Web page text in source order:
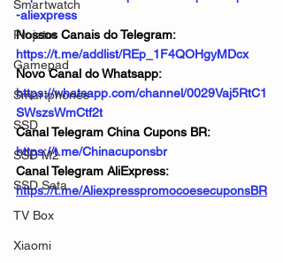
Smartwatch
Projetor
Gamepad
Smartphones
SSD
SSD M2
SSD Sata
TV Box
Xiaomi
-aliexpress
Nossos Canais do Telegram:
https://t.me/addlist/REp_1F4QOHgyMDcx
Novo Canal do Whatsapp:
https://whatsapp.com/channel/0029Vaj5RtC1
SWszsWmCtf2t
Canal Telegram China Cupons BR:
https://t.me/Chinacuponsbr
Canal Telegram AliExpress:
https://t.me/AliexpresspromocoesecuponsBR